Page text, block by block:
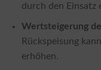
durch den Einsatz
Wertsteigerung
Rückspeisung
erhöhen.